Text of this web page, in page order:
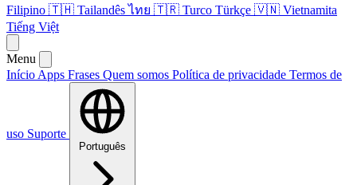
Filipino 🇹🇭 Tailandês ไทย 🇹🇷 Turco Türkçe 🇻🇳 Vietnamita
Tiếng Việt
Menu
Início Apps Frases Quem somos Política de privacidade Termos de
uso Suporte
Português